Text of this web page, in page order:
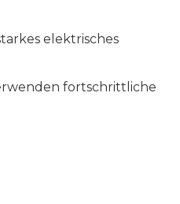
elektrisches
fortschrittliche